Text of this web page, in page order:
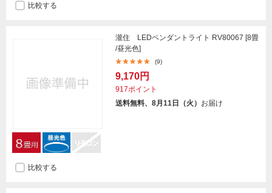
比較する
瀧住 LEDペンダントライト RV80067 [8畳
/昼光色]
(9)
9,170円
917ポイント
送料無料、8月11日（火） お届け
比較する